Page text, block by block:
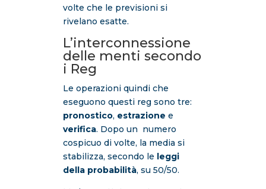
volte che le previsioni si
rivelano esatte.
L’interconnessione
delle menti secondo
i Reg
Le operazioni quindi che
eseguono questi reg sono tre:
pronostico, estrazione e
verifica. Dopo un numero
cospicuo di volte, la media si
stabilizza, secondo le leggi
della probabilità, su 50/50.